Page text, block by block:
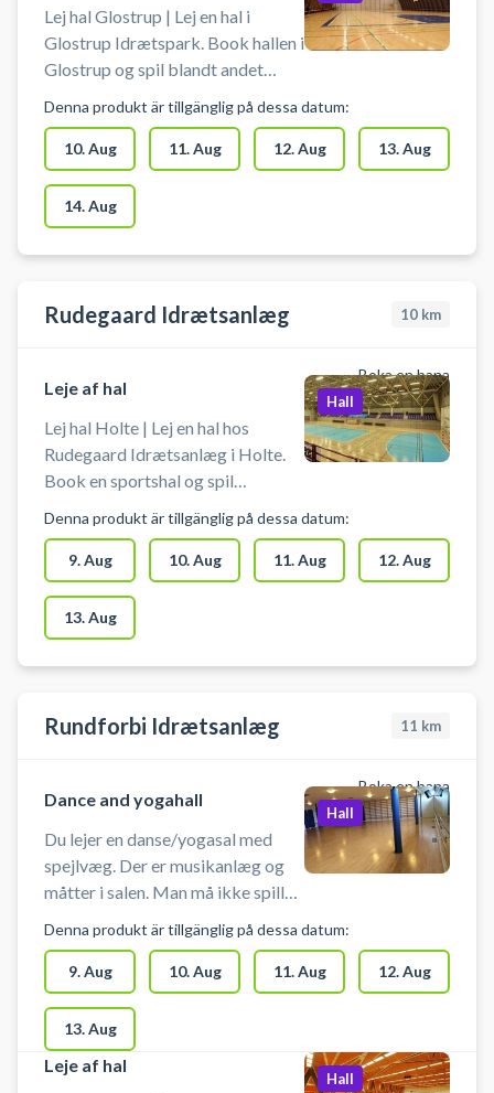
Lej hal Glostrup | Lej en hal i
Glostrup Idrætspark. Book hallen i
Glostrup og spil blandt andet
Glostrup. Booking af hallen kan
foruden indendørs tennis bruges
til indendørs fodbold, håndbold,
pickleball eller badminton. Der er
net og mål til rådighed. Der er
gode muligheder for parkering
Denna produkt är tillgänglig på dessa datum:
10. Aug 11. Aug 12. Aug 13. Aug
14. Aug
Rudegaard Idrætsanlæg 10 km
Boka en bana
Leje af hal
Lej hal Holte | Lej en hal hos
Rudegaard Idrætsanlæg i Holte.
Book en sportshal og spil
i en hal med håndboldmål. Hallen
kan bruges til bl.a. håndbold,
indendørs fodbold uden bander og
andre bevægelsesaktiviteter.
Hallen lejes uden udstyr, så husk at
medbringe ketchere, bat og bolde
omklædning og bad.
Hall
Denna produkt är tillgänglig på dessa datum:
9. Aug 10. Aug 11. Aug 12. Aug
13. Aug
Rundforbi Idrætsanlæg 11 km
Boka en bana
Dance and yogahall
Du lejer en danse/yogasal med
spejlvæg. Der er musikanlæg og
måtter i salen. Man må ikke spille
for omklædning og bad
Hall
Denna produkt är tillgänglig på dessa datum:
9. Aug 10. Aug 11. Aug 12. Aug
13. Aug
Leje af hal
Hall